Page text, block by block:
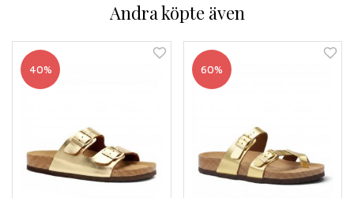
Andra köpte även
40% 60%